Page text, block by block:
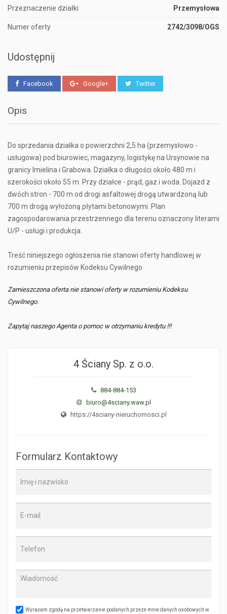
Przeznaczenie działki Przemysłowa
Numer oferty 2742/3098/OGS
Udostępnij
Facebook Google+ Twitter
Opis
Do sprzedania działka o powierzchni 2,5 ha (przemysłowo -
usługowa) pod biurowiec, magazyny, logistykę na Ursynowie na
granicy Imielina i Grabowa. Działka o długości około 480 m i
szerokości około 55 m. Przy działce - prąd, gaz i woda. Dojazd z
dwóch stron - 700 m od drogi asfaltowej drogą utwardzoną lub
700 m drogą wyłożoną płytami betonowymi. Plan
zagospodarowania przestrzennego dla terenu oznaczony literami
U/P - usługi i produkcja.
Treść niniejszego ogłoszenia nie stanowi oferty handlowej w
rozumieniu przepisów Kodeksu Cywilnego
Zamieszczona oferta nie stanowi oferty w rozumieniu Kodeksu
Cywilnego.
Zapytaj naszego Agenta o pomoc w otrzymaniu kredytu !!!
4 Ściany Sp. z o.o.
884-884-153
biuro@4sciany.waw.pl
https://4sciany-nieruchomosci.pl
Formularz Kontaktowy
Wyrażam zgodę na przetwarzanie podanych przeze mnie danych osobowych w